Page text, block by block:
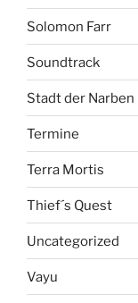
Solomon Farr
Soundtrack
Stadt der Narben
Termine
Terra Mortis
Thief´s Quest
Uncategorized
Vayu